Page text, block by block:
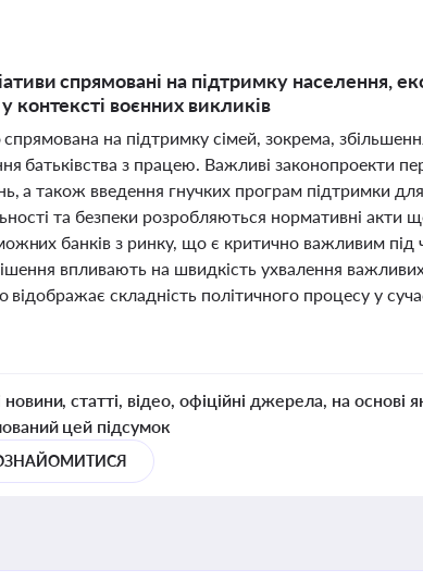
спрямовані на підтримку населення,
контексті воєнних викликів
спрямована на підтримку сімей, зокрема,
батьківства з працею. Важливі законопроекти
а також введення гнучких програм підтримки
та безпеки розробляються нормативні акти
банків з ринку, що є критично важливим під
впливають на швидкість ухвалення
відображає складність політичного процесу у
статті, відео, офіційні джерела, на основі
цей підсумок